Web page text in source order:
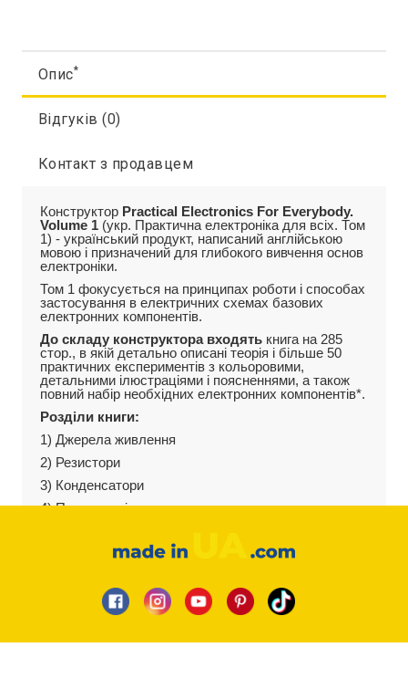
Опис*
Відгуків (0)
Контакт з продавцем
Конструктор Practical Electronics For Everybody.
Volume 1(укр. Практична електроніка для всіх. Том
1) - український продукт, написаний англійською
мовою і призначений для глибокого вивчення основ
електроніки.
Том 1 фокусується на принципах роботи і способах
застосування в електричних схемах базових
електронних компонентів.
До складу конструктора входятькнига на 285
стор., в якій детально описані теорія і більше 50
практичних експериментів з кольоровими,
детальними ілюстраціями і поясненнями, а також
повний набір необхідних електронних компонентів*.
Розділи книги:
1) Джерела живлення
2) Резистори
3) Конденсатори
4) Перемикачі
6) Оптоелектроніка
Practical Electronics For Everybody. Volume 1 Ви
підсилите свої знання не тільки з електроніки, а й
технічну англійську мову, будете володіти
зможете розширити горизонти своїх знань,